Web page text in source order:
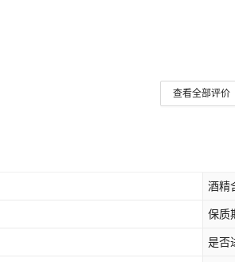
查看全部评价
酒精
保质
是否